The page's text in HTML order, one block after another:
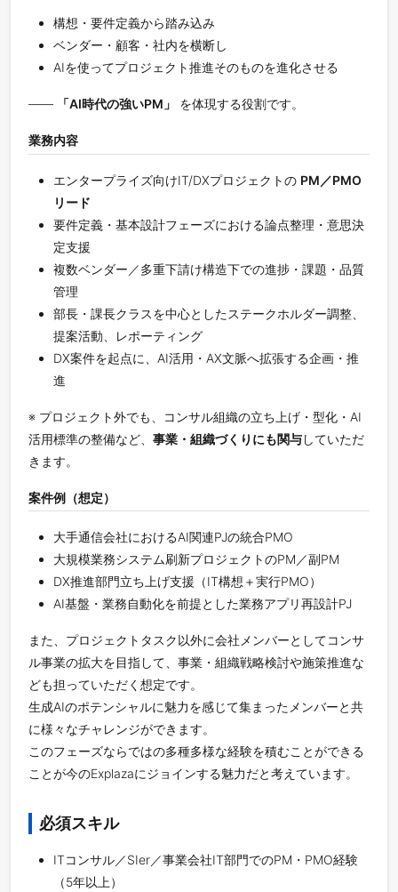
構想・要件定義から踏み込み
ベンダー・顧客・社内を横断し
AIを使ってプロジェクト推進そのものを進化させる
―― 「AI時代の強いPM」 を体現する役割です。
業務内容
エンタープライズ向けIT/DXプロジェクトの PM／PMO
リード
要件定義・基本設計フェーズにおける論点整理・意思決
定支援
複数ベンダー／多重下請け構造下での進捗・課題・品質
管理
部長・課長クラスを中心としたステークホルダー調整、
提案活動、レポーティング
DX案件を起点に、AI活用・AX文脈へ拡張する企画・推
進
※ プロジェクト外でも、コンサル組織の立ち上げ・型化・AI
活用標準の整備など、 事業・組織づくりにも関与していただ
きます。
案件例（想定）
大手通信会社におけるAI関連PJの統合PMO
大規模業務システム刷新プロジェクトのPM／副PM
DX推進部門立ち上げ支援（IT構想＋実行PMO）
AI基盤・業務自動化を前提とした業務アプリ再設計PJ
また、プロジェクトタスク以外に会社メンバーとしてコンサ
ル事業の拡大を目指して、事業・組織戦略検討や施策推進な
ども担っていただく想定です。
生成AIのポテンシャルに魅力を感じて集まったメンバーと共
に様々なチャレンジができます。
このフェーズならではの多種多様な経験を積むことができる
ことが今のExplazaにジョインする魅力だと考えています。
必須スキル
ITコンサル／SIer／事業会社IT部門でのPM・PMO経験
（5年以上）